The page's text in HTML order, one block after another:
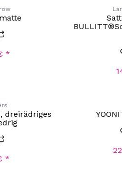
*
dreirädriges
*